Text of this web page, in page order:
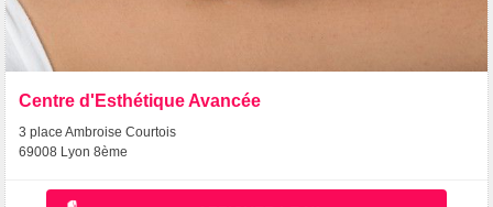
Centre d'Esthétique Avancée
3 place Ambroise Courtois
69008 Lyon 8ème